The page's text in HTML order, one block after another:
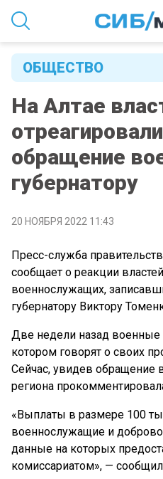
ОБЩЕСТВО
На Алтае
обращение
губернатору
20 НОЯБРЯ 2022 11:43
Пресс-служба
сообщает о реакции
военнослужащих,
губернатору Виктору
Две недели назад военные
котором говорят о своих
Сейчас, увидев обращение
региона
«Выплаты в размере 100
военнослужащие и
данные на которых
комиссариатом», —